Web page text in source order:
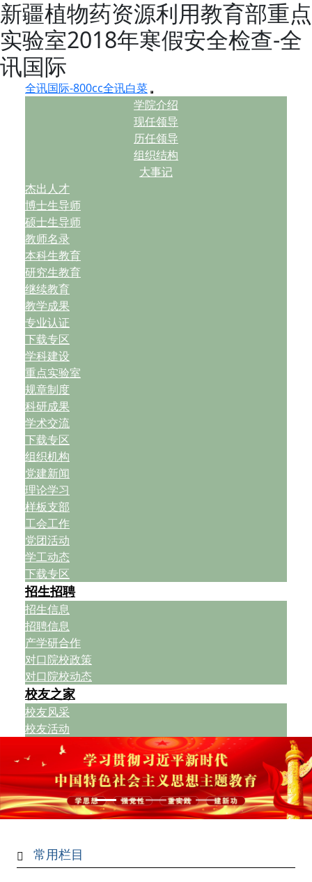
新疆植物药资源利用教育部重点
实验室2018年寒假安全检查-全
讯国际
全讯国际-800cc全讯白菜
学院介绍
现任领导
历任领导
组织结构
大事记
杰出人才
博士生导师
硕士生导师
教师名录
本科生教育
研究生教育
继续教育
教学成果
专业认证
下载专区
学科建设
重点实验室
规章制度
科研成果
学术交流
下载专区
组织机构
党建新闻
理论学习
样板支部
工会工作
党团活动
学工动态
下载专区
招生招聘
招生信息
招聘信息
产学研合作
对口院校政策
对口院校动态
校友之家
校友风采
校友活动
常用栏目